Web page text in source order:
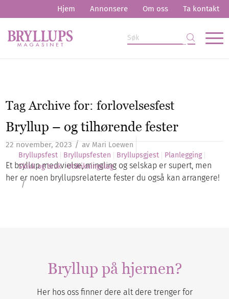
Hjem Annonsere Om oss Ta kontakt
Tag Archive for:forlovelsesfest
Bryllup – og tilhørende fester
22 november, 2023 / av Mari Loewen
Et bryllup med vielse, mingling og selskap er supert, men
her er noen bryllupsrelaterte fester du også kan arrangere!
Bryllupsfest Bryllupsfesten Bryllupsgjest
Planlegging
Skikk og bruk
Utdrikningslag
/
Bryllup på hjernen?
Her hos oss finner dere alt dere trenger for